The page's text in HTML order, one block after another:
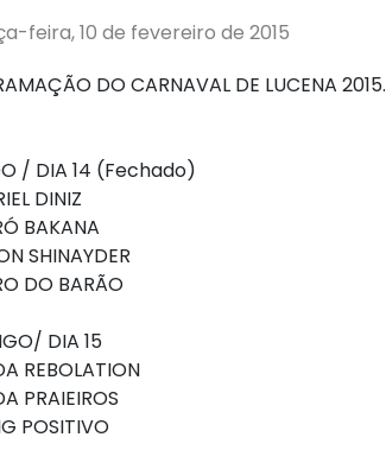
feira, 10 de fevereiro de 2015
DO CARNAVAL DE LUCENA 2015.
/ DIA 14 (Fechado)
DINIZ
BAKANA
SHINAYDER
DO BARÃO
DIA 15
REBOLATION
PRAIEIROS
POSITIVO